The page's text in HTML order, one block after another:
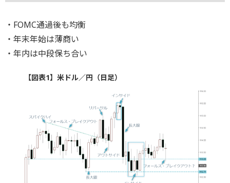
・FOMC通過後も均衡
・年末年始は薄商い
・年内は中段保ち合い
【図表1】米ドル／円（日足）